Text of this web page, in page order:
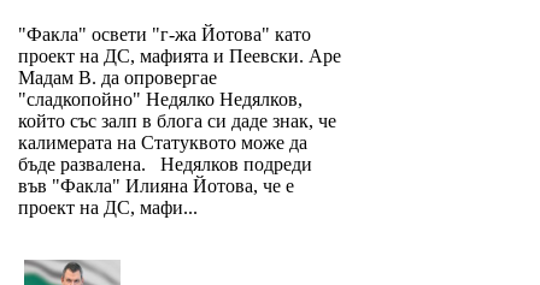
"Факла" освети "г-жа Йотова" като
проект на ДС, мафията и Пеевски. Аре
Мадам В. да опровергае
"сладкопойно" Недялко Недялков,
който със залп в блога си даде знак, че
калимерата на Статуквото може да
бъде развалена. Недялков подреди
във "Факла" Илияна Йотова, че е
проект на ДС, мафи...